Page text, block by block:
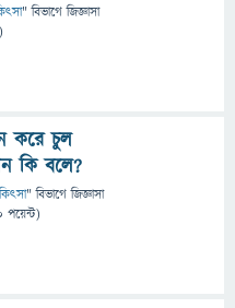
" বিভাগে জিজ্ঞাসা
করে চুল
কি বলে?
" বিভাগে জিজ্ঞাসা
পয়েন্ট)